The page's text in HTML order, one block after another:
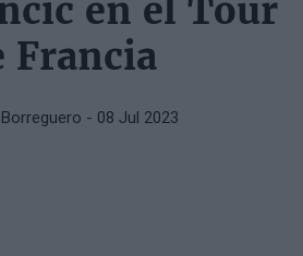
en el Tour
Francia
- 08 Jul 2023